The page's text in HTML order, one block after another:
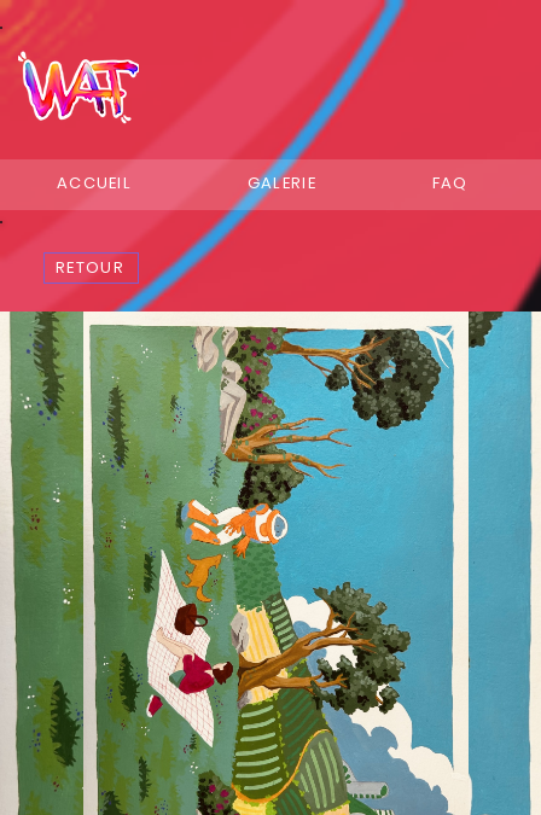
ACCUEIL GALERIE FAQ
RETOUR